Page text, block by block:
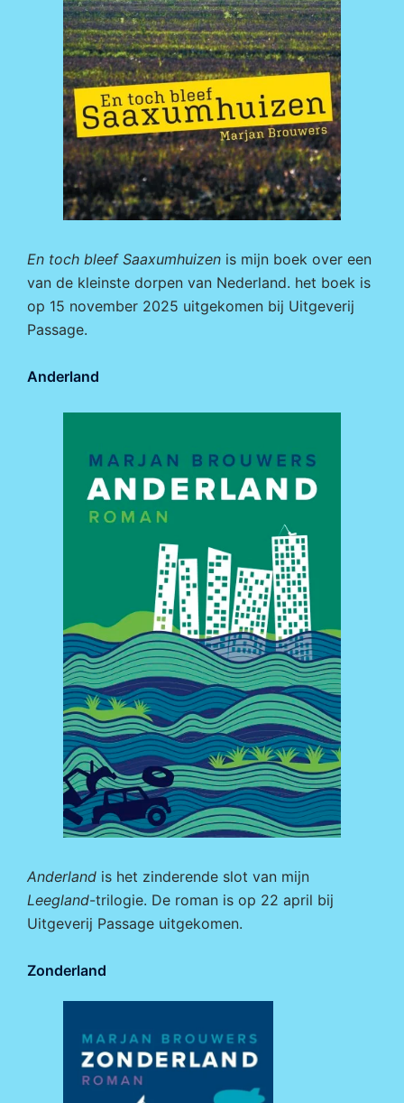
En toch bleef Saaxumhuizen is mijn boek over een
van de kleinste dorpen van Nederland. het boek is
op 15 november 2025 uitgekomen bij Uitgeverij
Passage.
Anderland
Anderland is het zinderende slot van mijn
Leegland-trilogie. De roman is op 22 april bij
Uitgeverij Passage uitgekomen.
Zonderland